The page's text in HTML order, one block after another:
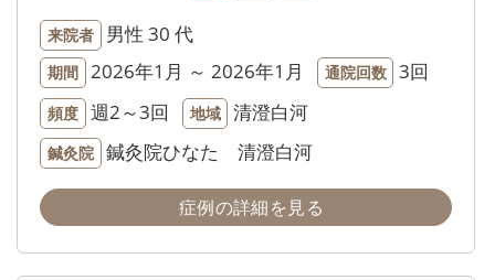
来院者 男性 30 代
期間 2026年1月 ～ 2026年1月 通院回数 3回
頻度 週2～3回 地域 清澄白河
鍼灸院 鍼灸院ひなた 清澄白河
症例の詳細を見る